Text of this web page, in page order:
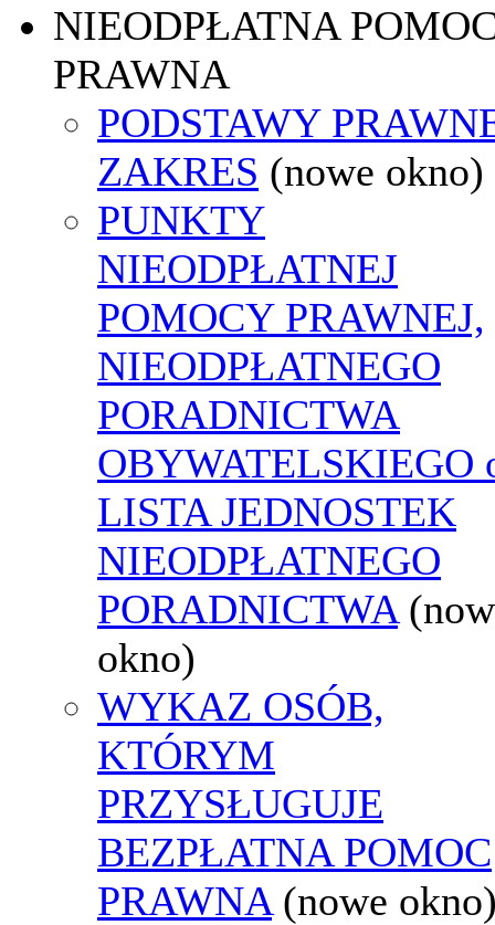
NIEODPŁATNA
PRAWNA
PODSTAWY
ZAKRES (nowe okno)
PUNKTY
NIEODPŁATNEJ
POMOCY PRAWNEJ,
NIEODPŁATNEGO
PORADNICTWA
OBYWATELSKIEGO
LISTA JEDNOSTEK
NIEODPŁATNEGO
PORADNICTWA
okno)
WYKAZ OSÓB,
KTÓRYM
PRZYSŁUGUJE
BEZPŁATNA POMOC
PRAWNA (nowe